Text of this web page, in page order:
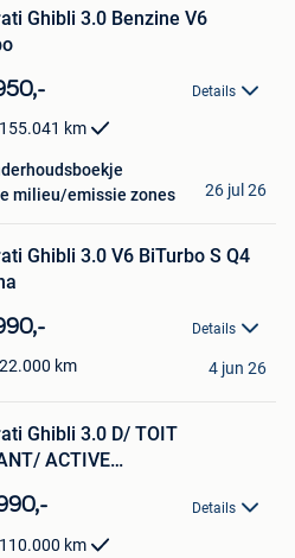
Ghibli 3.0 Benzine V6
Details
155.041 km
milieu/emissie zones
26 jul 26
Ghibli 3.0 V6 BiTurbo S Q4
Details
22.000 km 4 jun 26
Ghibli 3.0 D/ TOIT
ACTIVE
Details
110.000 km